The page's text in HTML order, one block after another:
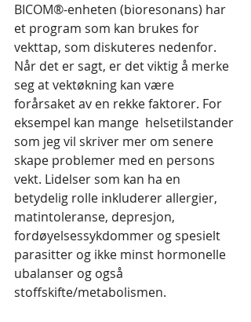
BICOM®-enheten (bioresonans) har
et program som kan brukes for
vekttap, som diskuteres nedenfor.
Når det er sagt, er det viktig å merke
seg at vektøkning kan være
forårsaket av en rekke faktorer. For
eksempel kan mange  helsetilstander
som jeg vil skriver mer om senere
skape problemer med en persons
vekt. Lidelser som kan ha en
betydelig rolle inkluderer allergier,
matintoleranse, depresjon,
fordøyelsessykdommer og spesielt
parasitter og ikke minst hormonelle
ubalanser og også
stoffskifte/metabolismen.